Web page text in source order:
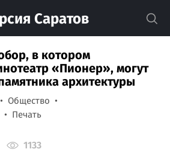
Саратов
в котором
«Пионер», могут
архитектуры
Общество
Печать
1133